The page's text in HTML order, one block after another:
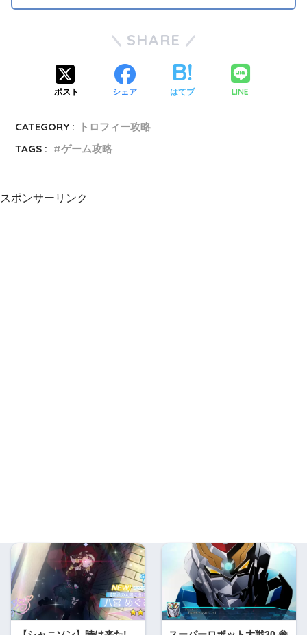
SHARE
ポスト シェア はてブ LINE
CATEGORY :
トロフィー攻略
TAGS :
ゲーム攻略
スポンサーリンク